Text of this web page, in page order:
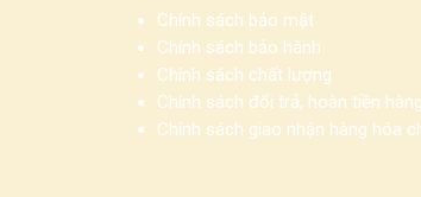
Chính sách bảo mật
Chính sách bảo hành
Chính sách chất lượng
Chính sách đổi trả, hoàn tiền hàng
Chính sách giao nhận hàng hóa